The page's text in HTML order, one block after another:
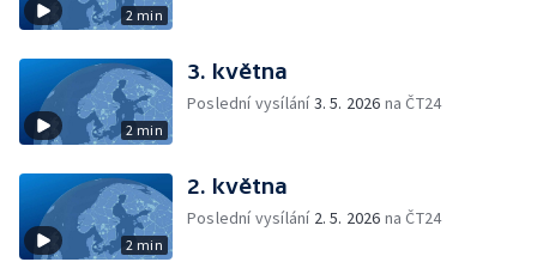
2 min
2 min
3. května
Poslední vysílání3. 5. 2026 na ČT24
2 min
2. května
Poslední vysílání 2. 5. 2026 na ČT24